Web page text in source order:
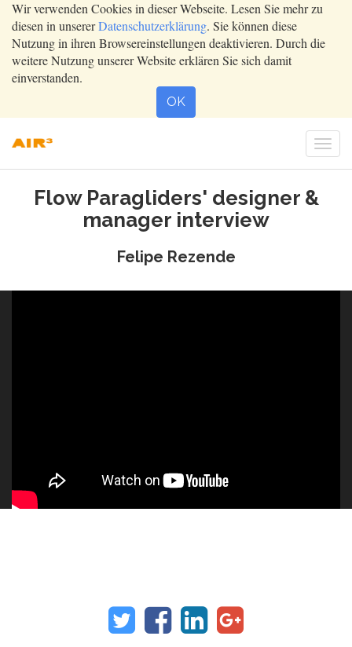
Wir verwenden Cookies in dieser Webseite. Lesen Sie mehr zu
diesen in unsererDatenschutzerklärung. Sie können diese
Nutzung in ihren Browsereinstellungen deaktivieren. Durch die
weitere Nutzung unserer Website erklären Sie sich damit
einverstanden.
OK
Flow Paragliders' designer &
manager interview
Felipe Rezende